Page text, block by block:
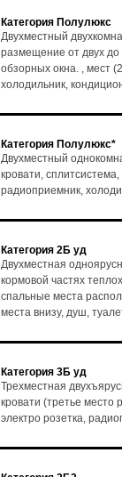
Категория Полулюкс
Двухместный
размещение от двух до
обзорных окна. , мест
холодильник,
Категория Полулюкс*
Двухместный
кровати,
радиоприемник,
Категория 2Б уд
Двухместная
кормовой частях
спальные места
места внизу, душ,
Категория 3Б уд
Трехместная
кровати (третье место
электро розетка,